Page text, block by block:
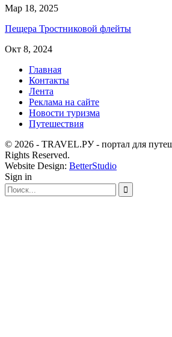
Мар 18, 2025
Пещера Тростниковой флейты
Окт 8, 2024
Главная
Контакты
Лента
Реклама на сайте
Новости туризма
Путешествия
© 2026 - TRAVEL.РУ - портал для
Rights Reserved.
Website Design: BetterStudio
Sign in